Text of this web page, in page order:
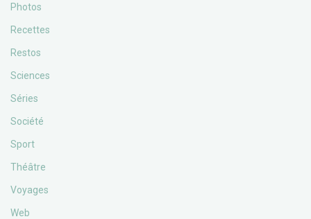
Photos
Recettes
Restos
Sciences
Séries
Société
Sport
Théâtre
Voyages
Web